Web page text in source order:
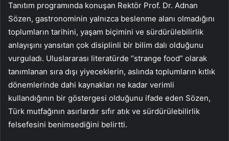
Tanıtım programında konuşan Rektör Prof. Dr. Adnan
Sözen, gastronominin yalnızca beslenme alanı olmadığını
toplumların tarihini, yaşam biçimini ve sürdürülebilirlik
anlayışını yansıtan çok disiplinli bir bilim dalı olduğunu
vurguladı. Uluslararası literatürde “strange food” olarak
tanımlanan sıra dışı yiyeceklerin, aslında toplumların kıtlık
dönemlerinde dahi kaynakları ne kadar verimli
kullandığının bir göstergesi olduğunu ifade eden Sözen,
Türk mutfağının asırlardır sıfır atık ve sürdürülebilirlik
felsefesini benimsediğini belirtti.